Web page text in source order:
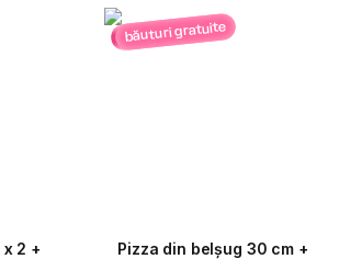
2 +
băuturi gratuite
Pizza din belșug 30 cm +